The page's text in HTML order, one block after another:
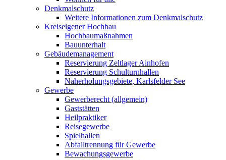
Denkmalschutz
Weitere Informationen zum Denkmalschutz
Kreiseigener Hochbau
Hochbaumaßnahmen
Bauunterhalt
Gebäudemanagement
Reservierung Zeltlager Ainhofen
Reservierung Schulturnhallen
Naherholungsgebiete, Karlsfelder See
Gewerbe
Gewerberecht (allgemein)
Gaststätten
Heilpraktiker
Reisegewerbe
Spielhallen
Abfalltrennung für Gewerbe
Bewachungsgewerbe